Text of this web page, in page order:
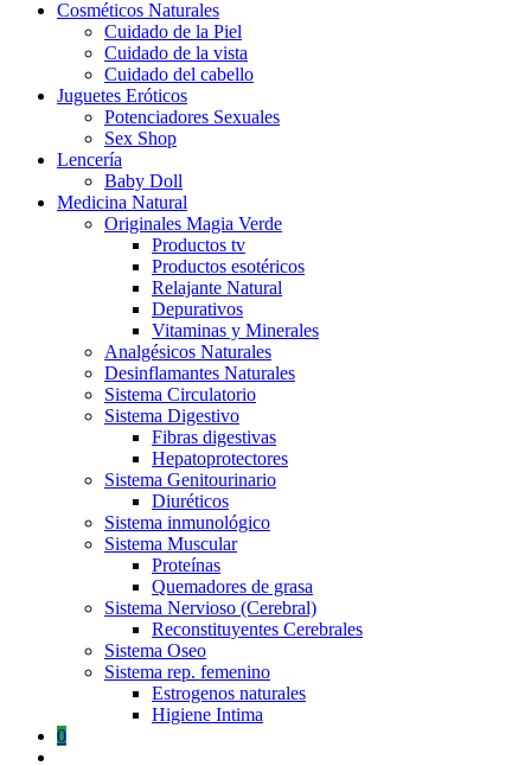
Cosméticos Naturales
Cuidado de la Piel
Cuidado de la vista
Cuidado del cabello
Juguetes Eróticos
Potenciadores Sexuales
Sex Shop
Lencería
Baby Doll
Medicina Natural
Originales Magia Verde
Productos tv
Productos esotéricos
Relajante Natural
Depurativos
Vitaminas y Minerales
Analgésicos Naturales
Desinflamantes Naturales
Sistema Circulatorio
Sistema Digestivo
Fibras digestivas
Hepatoprotectores
Sistema Genitourinario
Diuréticos
Sistema inmunológico
Sistema Muscular
Proteínas
Quemadores de grasa
Sistema Nervioso (Cerebral)
Reconstituyentes Cerebrales
Sistema Oseo
Sistema rep. femenino
Estrogenos naturales
Higiene Intima
0